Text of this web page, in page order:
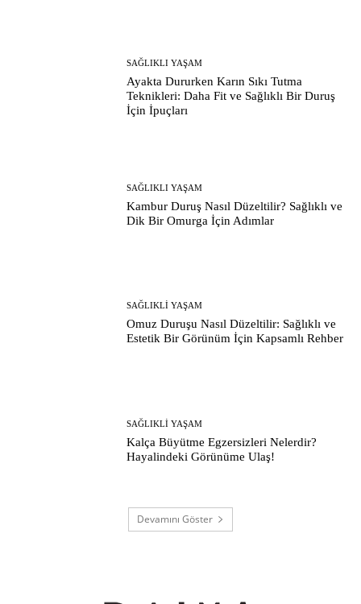
SAĞLIKLI YAŞAM
Ayakta Dururken Karın Sıkı Tutma
Teknikleri: Daha Fit ve Sağlıklı Bir Duruş
İçin İpuçları
SAĞLIKLI YAŞAM
Kambur Duruş Nasıl Düzeltilir? Sağlıklı ve
Dik Bir Omurga İçin Adımlar
SAĞLIKLI YAŞAM
Omuz Duruşu Nasıl Düzeltilir: Sağlıklı ve
Estetik Bir Görünüm İçin Kapsamlı Rehber
SAĞLIKLI YAŞAM
Kalça Büyütme Egzersizleri Nelerdir?
Hayalindeki Görünüme Ulaş!
Devamını Göster